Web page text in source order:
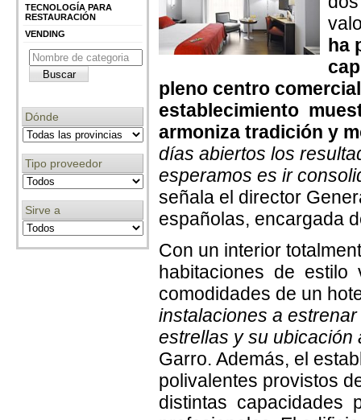
TECNOLOGÍA PARA
RESTAURACIÓN
VENDING
Dónde
Tipo proveedor
Sirve a
ha
pleno centro
establecimiento
armoniza tradición y
días abiertos los
esperamos es ir
señala el director
españolas, encargada
Con un interior
habitaciones de estilo
comodidades de un
instalaciones a
estrellas y su ubicación
Garro. Además, el
polivalentes provistos
distintas